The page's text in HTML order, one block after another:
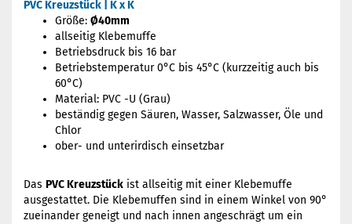
PVC Kreuzstück | K x K
Größe: Ø40mm
allseitig Klebemuffe
Betriebsdruck bis 16 bar
Betriebstemperatur 0°C bis 45°C (kurzzeitig auch bis
60°C)
Material: PVC -U (Grau)
beständig gegen Säuren, Wasser, Salzwasser, Öle und
Chlor
ober- und unterirdisch einsetzbar
Das PVC Kreuzstück ist allseitig mit einer Klebemuffe
ausgestattet. Die Klebemuffen sind in einem Winkel von 90°
zueinander geneigt und nach innen angeschrägt um ein